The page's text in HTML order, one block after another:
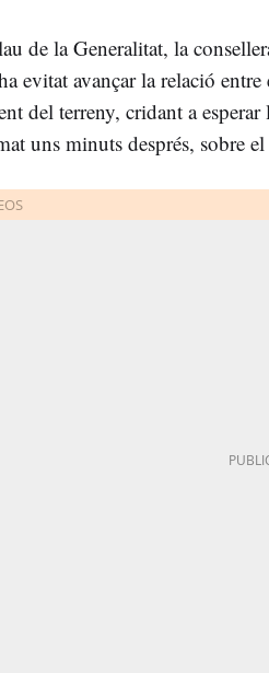
de la Generalitat, la
evitat avançar la relació
del terreny, cridant a
uns minuts després, sobre